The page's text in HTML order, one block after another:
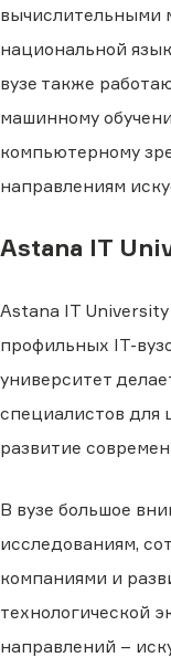
вычислительными
национальной
вузе также
машинному
компьютерному
направлениям
Astana IT
Astana IT
профильных IT-
университет
специалистов для
развитие
В вузе большое
исследованиям,
компаниями и
технологической
направлений –